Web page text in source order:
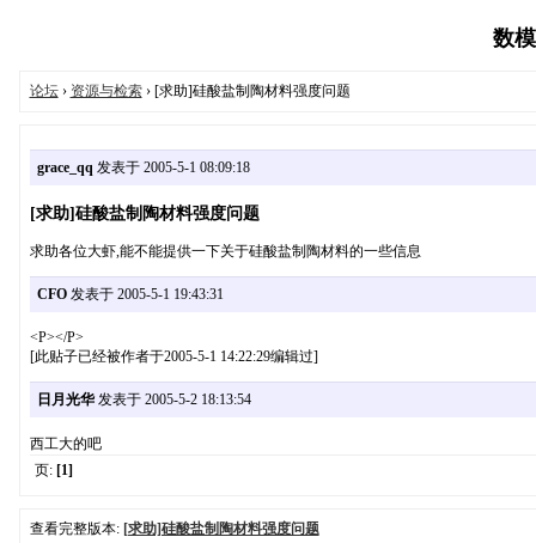
数
论坛› 资源与检索› [求助]硅酸盐制陶材料强度问题
grace_qq 发表于 2005-5-1 08:09:18
[求助]硅酸盐制陶材料强度问题
求助各位大虾,能不能提供一下关于硅酸盐制陶材料的一些信息
CFO发表于 2005-5-1 19:43:31
<P></P>
[此贴子已经被作者于2005-5-1 14:22:29编辑过]
日月光华发表于 2005-5-2 18:13:54
西工大的吧
页: [1]
查看完整版本: [求助]硅酸盐制陶材料强度问题